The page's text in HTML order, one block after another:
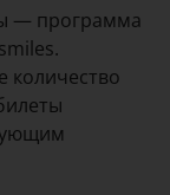
— программа
количество